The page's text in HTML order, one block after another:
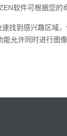
软件可根据您的
到感兴趣区域
允许同时进行图